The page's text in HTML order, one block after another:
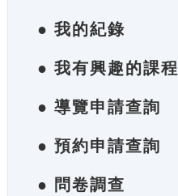
● 我的紀錄
● 我有興趣的課程
● 導覽申請查詢
● 預約申請查詢
● 問卷調查